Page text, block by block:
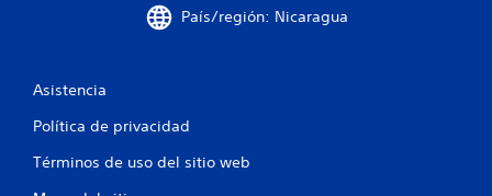
País/región: Nicaragua
Asistencia
Política de privacidad
Términos de uso del sitio web